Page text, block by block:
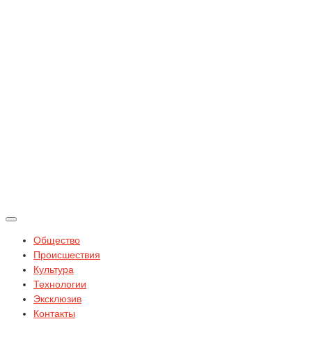
Общество
Происшествия
Культура
Технологии
Эксклюзив
Контакты